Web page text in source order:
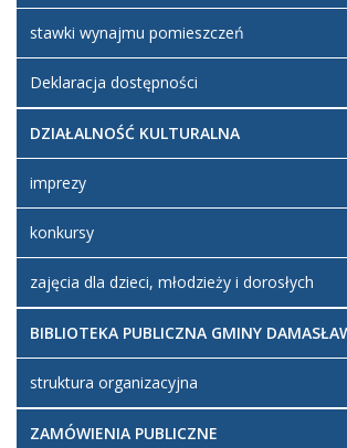
stawki wynajmu pomieszczeń
Deklaracja dostępności
DZIAŁALNOŚĆ KULTURALNA
imprezy
konkursy
zajęcia dla dzieci, młodzieży i dorosłych
BIBLIOTEKA PUBLICZNA GMINY
struktura organizacyjna
ZAMÓWIENIA PUBLICZNE